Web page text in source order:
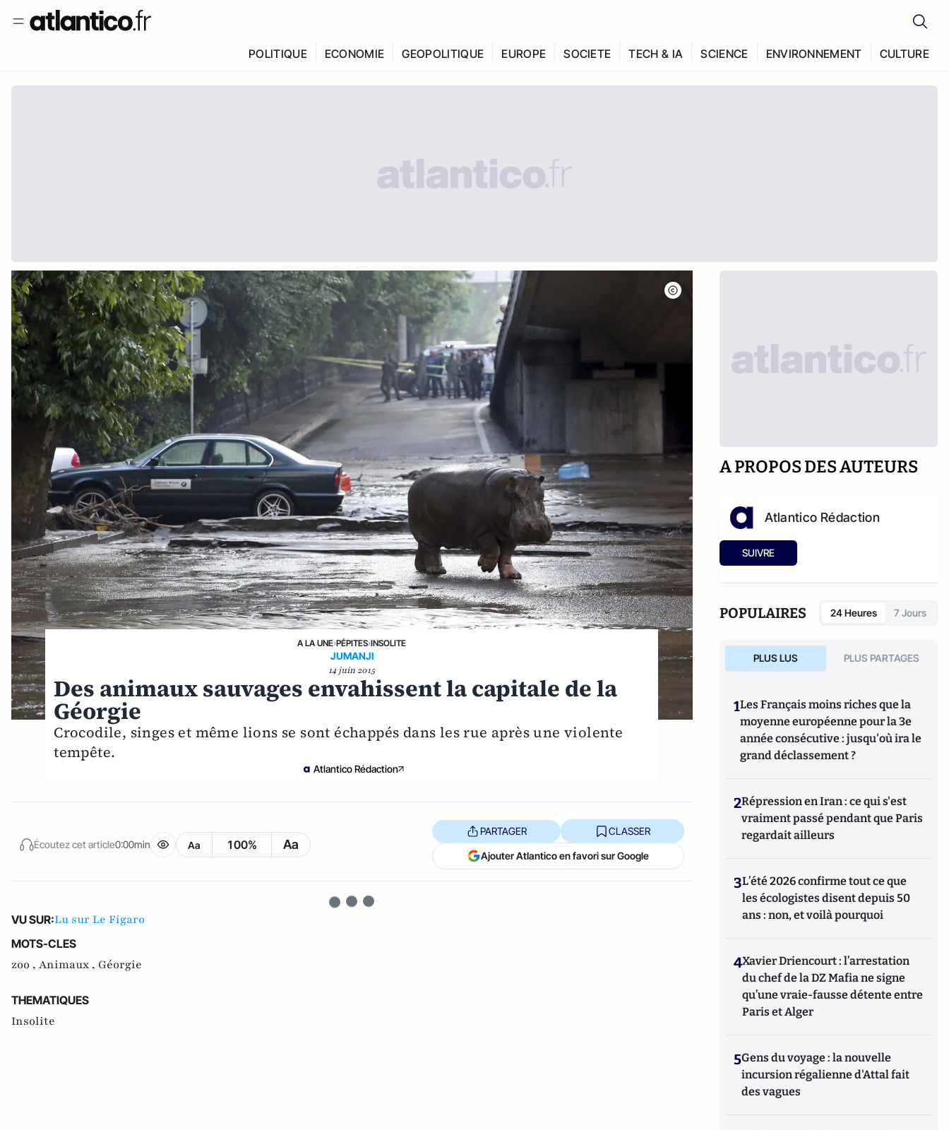
POLITIQUE ECONOMIE GEOPOLITIQUE EUROPE SOCIETE TECH & IA SCIENCE ENVIRONNEMENT CULTURE
A LA UNE›PÉPITES›INSOLITE
JUMANJI
14 juin 2015
Des animaux sauvages envahissent la capitale de la
Géorgie
Crocodile, singes et même lions se sont échappés dans les rue après une violente
tempête.
Atlantico Rédaction
Écoutez cet article0:00min Aa 100% Aa
PARTAGER CLASSER
Ajouter Atlantico en favori sur Google
VU SUR:Lu sur Le Figaro
MOTS-CLES
zoo , Animaux , Géorgie
THEMATIQUES
Insolite
A PROPOS DES AUTEURS
Atlantico Rédaction
SUIVRE
POPULAIRES 24 Heures 7 Jours
PLUS LUS PLUS PARTAGES
1Les Français moins riches que la
moyenne européenne pour la 3e
année consécutive : jusqu'où ira le
grand déclassement ?
2Répression en Iran : ce qui s'est
vraiment passé pendant que Paris
regardait ailleurs
3L’été 2026 confirme tout ce que
les écologistes disent depuis 50
ans : non, et voilà pourquoi
4Xavier Driencourt : l’arrestation
du chef de la DZ Mafia ne signe
qu’une vraie-fausse détente entre
Paris et Alger
5Gens du voyage : la nouvelle
incursion régalienne d'Attal fait
des vagues